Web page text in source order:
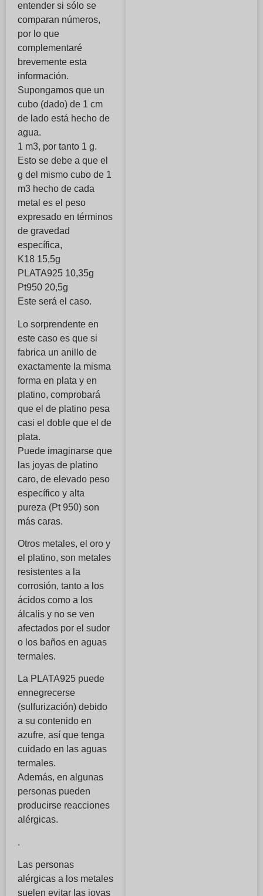
entender si sólo se
comparan números,
por lo que
complementaré
brevemente esta
información.
Supongamos que un
cubo (dado) de 1 cm
de lado está hecho de
agua.
1 m3, por tanto 1 g.
Esto se debe a que el
g del mismo cubo de 1
m3 hecho de cada
metal es el peso
expresado en términos
de gravedad
específica,
K18 15,5g
PLATA925 10,35g
Pt950 20,5g
Este será el caso.
Lo sorprendente en
este caso es que si
fabrica un anillo de
exactamente la misma
forma en plata y en
platino, comprobará
que el de platino pesa
casi el doble que el de
plata.
Puede imaginarse que
las joyas de platino
caro, de elevado peso
específico y alta
pureza (Pt 950) son
más caras.
Otros metales, el oro y
el platino, son metales
resistentes a la
corrosión, tanto a los
ácidos como a los
álcalis y no se ven
afectados por el sudor
o los baños en aguas
termales.
La PLATA925 puede
ennegrecerse
(sulfurización) debido
a su contenido en
azufre, así que tenga
cuidado en las aguas
termales.
Además, en algunas
personas pueden
producirse reacciones
alérgicas.
.
Las personas
alérgicas a los metales
suelen evitar las joyas